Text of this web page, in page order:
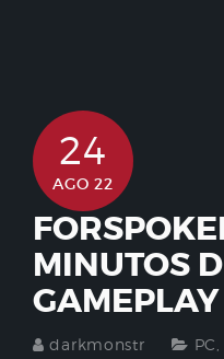
24
AGO 22
MINUTOS
GAMEPLAY
darkmonstr PC